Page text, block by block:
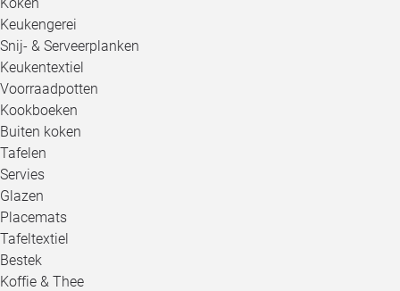
Keukengerei
Snij- & Serveerplanken
Keukentextiel
Voorraadpotten
Kookboeken
Buiten koken
Tafelen
Servies
Glazen
Placemats
Tafeltextiel
Bestek
Koffie & Thee